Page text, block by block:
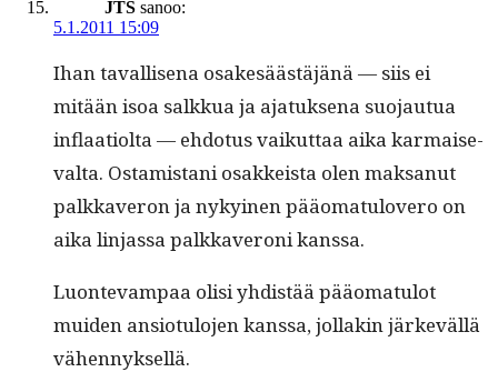
JTS sanoo:
5.1.2011 15:09
Ihan taval­lise­na osakesäästäjänä — siis ei
mitään isoa salkkua ja ajatuk­se­na suo­jau­tua
inflaa­ti­ol­ta — ehdo­tus vaikut­taa aika kar­mai­se­
val­ta. Ostamis­tani osakkeista olen mak­sanut
palkkaveron ja nykyi­nen pääo­mat­ulovero on
aika lin­jas­sa palkkaveroni kanssa.
Luon­te­vam­paa olisi yhdis­tää pääo­mat­u­lot
muiden ansio­tu­lo­jen kanssa, jol­lakin järkeväl­lä
vähennyksellä.